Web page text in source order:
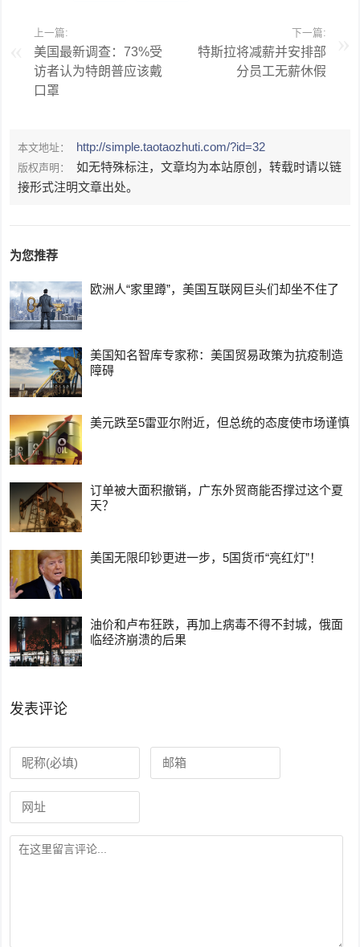
上一篇:
美国最新调查：73%受
访者认为特朗普应该戴
口罩
下一篇:
特斯拉将减薪并安排部
分员工无薪休假
本文地址： http://simple.taotaozhuti.com/?id=32
版权声明：
如无特殊标注，文章均为本站原创，转载时请以链
接形式注明文章出处。
为您推荐
欧洲人“家里蹲”，美国互联网巨头们却坐不住了
美国知名智库专家称：美国贸易政策为抗疫制造
障碍
美元跌至5雷亚尔附近，但总统的态度使市场谨慎
订单被大面积撤销，广东外贸商能否撑过这个夏
天？
美国无限印钞更进一步，5国货币“亮红灯”！
油价和卢布狂跌，再加上病毒不得不封城，俄面
临经济崩溃的后果
发表评论